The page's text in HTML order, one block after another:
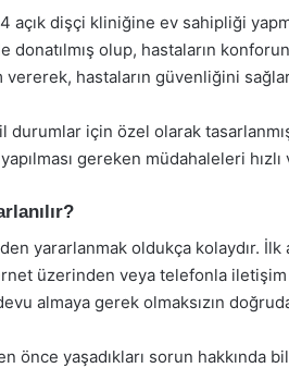
açık dişçi kliniğine ev sahipliği
olup, hastaların
vererek, hastaların güvenliğini
durumlar için özel olarak
gereken müdahaleleri
yararlanmak oldukça kolaydır. İlk
üzerinden veya telefonla
almaya gerek olmaksızın
önce yaşadıkları sorun hakkında